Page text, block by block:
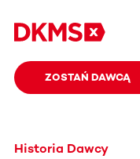
ZOSTAŃ DAWCĄ
Historia Dawcy